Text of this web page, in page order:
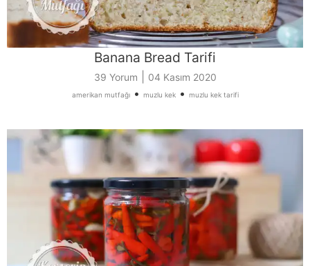
Banana Bread Tarifi
39 Yorum 04 Kasım 2020
amerikan mutfağı• muzlu kek• muzlu kek tarifi